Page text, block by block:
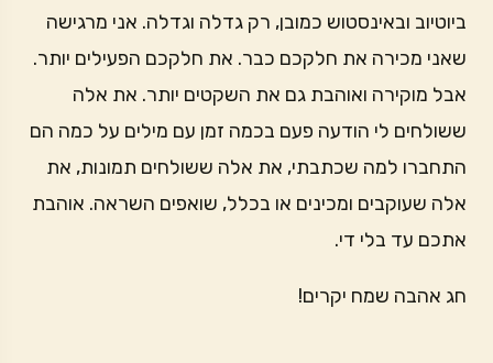
ביוטיוב ובאינסטוש כמובן, רק גדלה וגדלה. אני מרגישה
שאני מכירה את חלקכם כבר. את חלקכם הפעילים יותר.
אבל מוקירה ואוהבת גם את השקטים יותר. את אלה
ששולחים לי הודעה פעם בכמה זמן עם מילים על כמה הם
התחברו למה שכתבתי, את אלה ששולחים תמונות, את
אלה שעוקבים ומכינים או בכלל, שואפים השראה. אוהבת
אתכם עד בלי די.
חג אהבה שמח יקרים!